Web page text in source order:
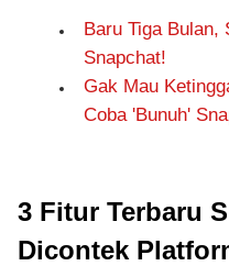
Baru Tiga Bulan,
Snapchat!
Gak Mau
Coba 'Bunuh'
3 Fitur Terbaru
Dicontek